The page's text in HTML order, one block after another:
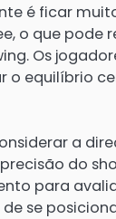
é ficar
o que pode
Os
o equilíbrio
a
do
para
se